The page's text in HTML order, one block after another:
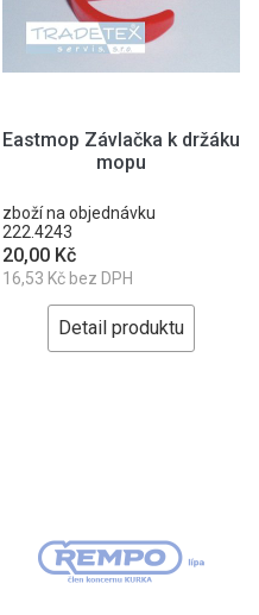
Eastmop Závlačka k držáku
mopu
zboží na objednávku
222.4243
20,00 Kč
16,53 Kč bez DPH
Detail produktu